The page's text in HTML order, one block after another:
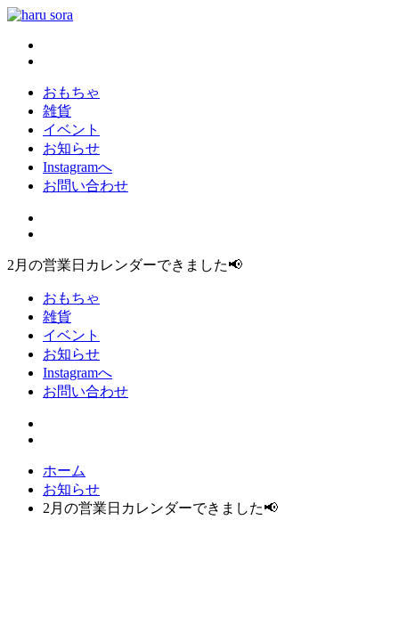
コ
haru sora
新しいharusoraもよろしくおねがいします
おもちゃ
雑貨
イベント
お知らせ
Instagramへ
お問い合わせ
2月の営業日カレンダーできました📢
おもちゃ
雑貨
イベント
お知らせ
Instagramへ
お問い合わせ
ホーム
お知らせ
2月の営業日カレンダーできました📢